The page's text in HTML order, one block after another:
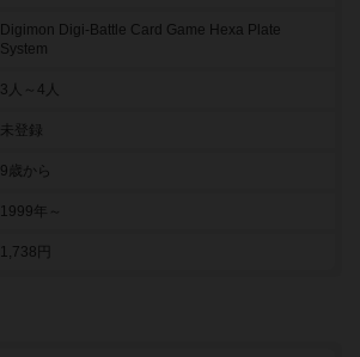
Digimon Digi-Battle Card Game Hexa Plate
System
3人～4人
未登録
9歳から
1999年～
1,738円